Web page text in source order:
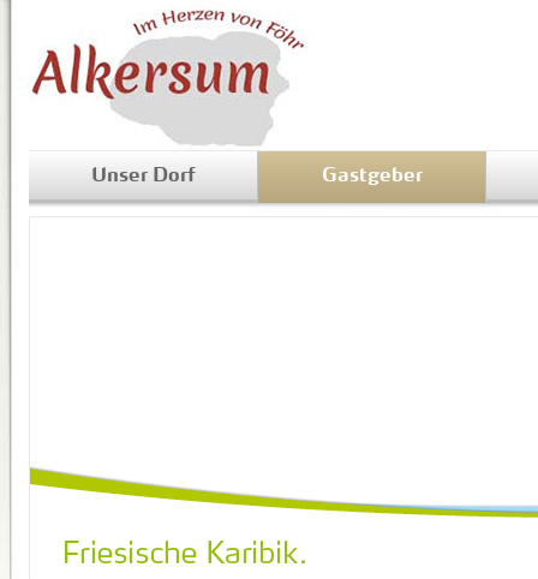
Unser Dorf Gastgeber